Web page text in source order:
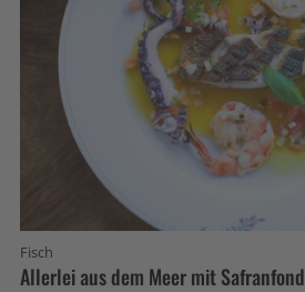
Fisch
Allerlei aus dem Meer mit Safranfond